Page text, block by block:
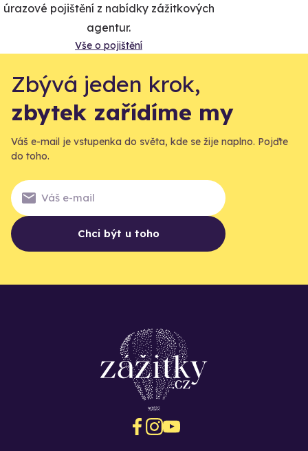
úrazové pojištění z nabídky zážitkových
agentur.
Vše o pojištění
Zbývá jeden krok,
zbytek zařídíme my
Váš e-mail je vstupenka do světa, kde se žije naplno. Pojďte
do toho.
Chci být u toho